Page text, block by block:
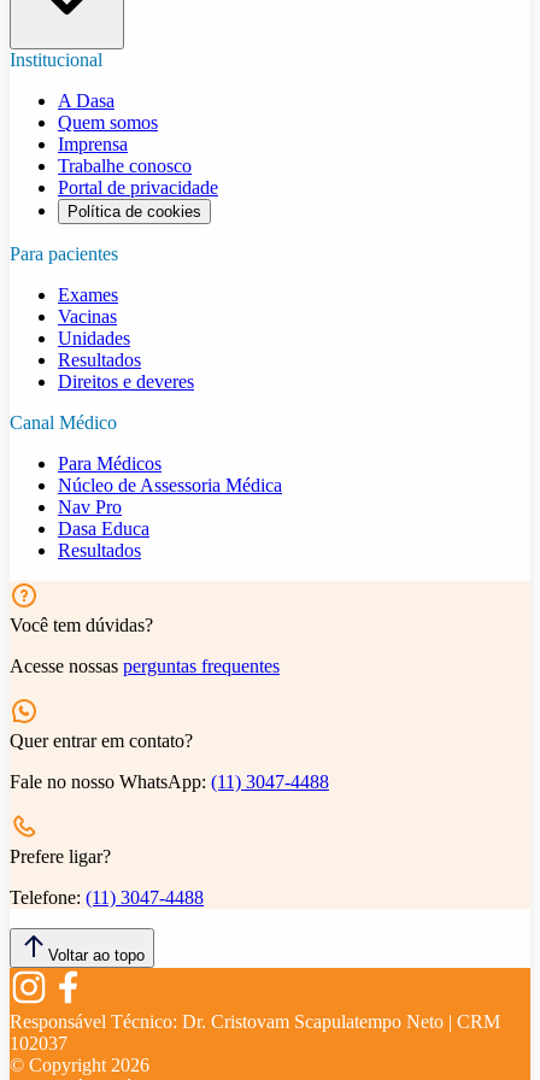
Institucional
A Dasa
Quem somos
Imprensa
Trabalhe conosco
Portal de privacidade
Política de cookies
Para pacientes
Exames
Vacinas
Unidades
Resultados
Direitos e deveres
Canal Médico
Para Médicos
Núcleo de Assessoria Médica
Nav Pro
Dasa Educa
Resultados
Você tem dúvidas?
Acesse nossas perguntas frequentes
Quer entrar em contato?
Fale no nosso WhatsApp: (11) 3047-4488
Prefere ligar?
Telefone: (11) 3047-4488
Voltar ao topo
Responsável Técnico: Dr. Cristovam Scapulatempo Neto | CRM
102037
© Copyright2026